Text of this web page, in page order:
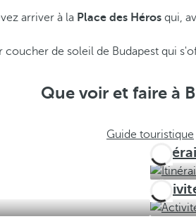
arriver à la Place des Héros qui,
de soleil de Budapest qui
Que voir et faire à
Guide touristique